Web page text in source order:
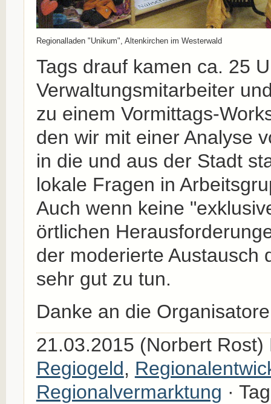
Regionalladen "Unikum", Altenkirchen im Westerwald
Tags drauf kamen ca. 25
Verwaltungsmitarbeiter
zu einem Vormittags-
den wir mit einer Analyse
in die und aus der Stadt
lokale Fragen in
Auch wenn keine
örtlichen
der moderierte Austausch
sehr gut zu tun.
Danke an die
21.03.2015 (Norbert
Regiogeld,
Regionalvermarktung ·